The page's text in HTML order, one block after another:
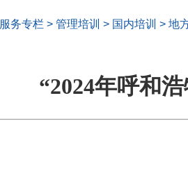
服务专栏 > 管理培训 > 国内培训 > 地
“2024年呼和